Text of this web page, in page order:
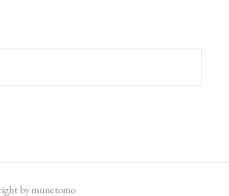
by munetomo